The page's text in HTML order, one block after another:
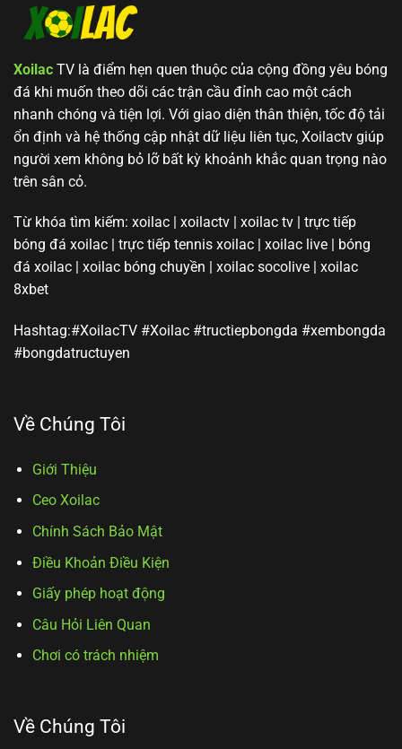
Xoilac TV là điểm hẹn quen thuộc của cộng đồng yêu bóng
đá khi muốn theo dõi các trận cầu đỉnh cao một cách
nhanh chóng và tiện lợi. Với giao diện thân thiện, tốc độ tải
ổn định và hệ thống cập nhật dữ liệu liên tục, Xoilactv giúp
người xem không bỏ lỡ bất kỳ khoảnh khắc quan trọng nào
trên sân cỏ.
Từ khóa tìm kiếm: xoilac | xoilactv | xoilac tv | trực tiếp
bóng đá xoilac | trực tiếp tennis xoilac | xoilac live | bóng
đá xoilac | xoilac bóng chuyền | xoilac socolive | xoilac
8xbet
Hashtag:#XoilacTV #Xoilac #tructiepbongda #xembongda
#bongdatructuyen
Về Chúng Tôi
Giới Thiệu
Ceo Xoilac
Chính Sách Bảo Mật
Điều Khoản Điều Kiện
Giấy phép hoạt động
Câu Hỏi Liên Quan
Chơi có trách nhiệm
Về Chúng Tôi